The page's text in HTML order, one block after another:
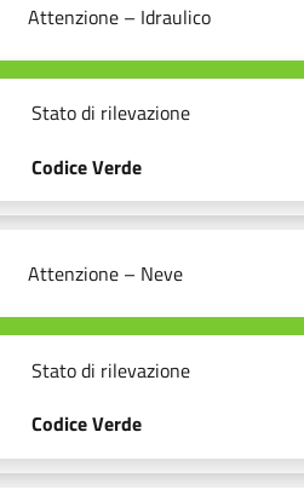
Attenzione – Idraulico
Stato di rilevazione
Codice Verde
Attenzione – Neve
Stato di rilevazione
Codice Verde